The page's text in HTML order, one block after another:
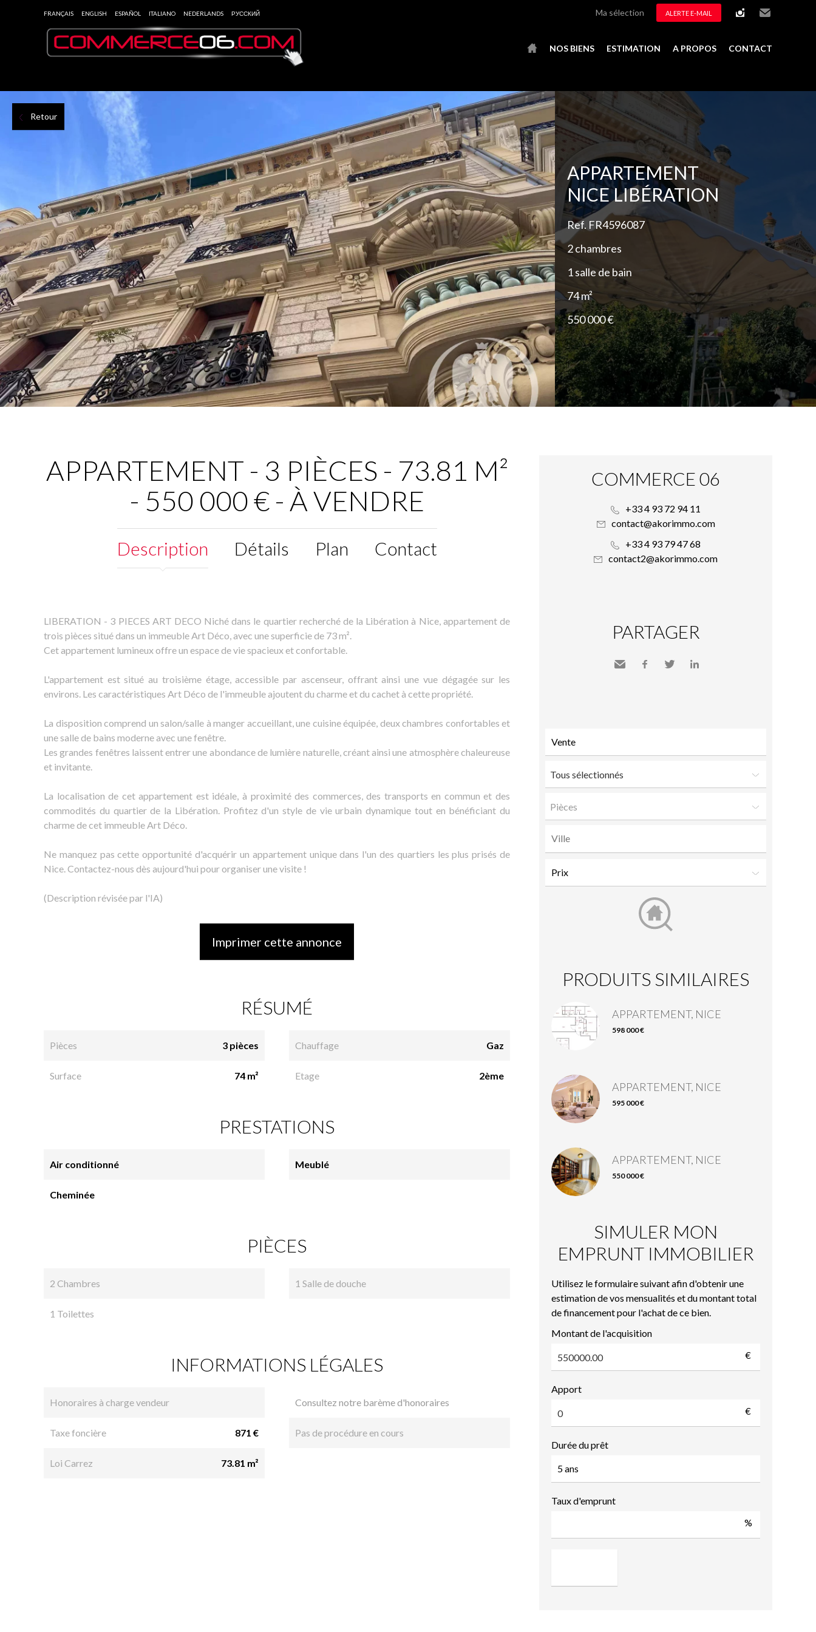
FRANÇAIS ENGLISH ESPAÑOL ITALIANO NEDERLANDS РУССКИЙ Ma sélection ALERTE E-MAIL
NOS BIENS ESTIMATION A PROPOS CONTACT
Retour
Ajouter à la sélection
APPARTEMENT
NICE LIBÉRATION
Ref. FR4596087
2 chambres
1 salle de bain
74 m²
550 000 €
APPARTEMENT - 3 PIÈCES - 73.81 M²
- 550 000 € - À VENDRE
Description Détails Plan Contact
LIBERATION - 3 PIECES ART DECO Niché dans le quartier recherché de la Libération à Nice, appartement de
trois pièces situé dans un immeuble Art Déco, avec une superficie de 73 m².
Cet appartement lumineux offre un espace de vie spacieux et confortable.
L'appartement est situé au troisième étage, accessible par ascenseur, offrant ainsi une vue dégagée sur les
environs. Les caractéristiques Art Déco de l'immeuble ajoutent du charme et du cachet à cette propriété.
La disposition comprend un salon/salle à manger accueillant, une cuisine équipée, deux chambres confortables et
une salle de bains moderne avec une fenêtre.
Les grandes fenêtres laissent entrer une abondance de lumière naturelle, créant ainsi une atmosphère chaleureuse
et invitante.
La localisation de cet appartement est idéale, à proximité des commerces, des transports en commun et des
commodités du quartier de la Libération. Profitez d'un style de vie urbain dynamique tout en bénéficiant du
charme de cet immeuble Art Déco.
Ne manquez pas cette opportunité d'acquérir un appartement unique dans l'un des quartiers les plus prisés de
Nice. Contactez-nous dès aujourd'hui pour organiser une visite !
(Description révisée par l'IA)
Imprimer cette annonce
RÉSUMÉ
Pièces 3 pièces
Surface 74 m²
Chauffage Gaz
Etage 2ème
PRESTATIONS
Air conditionné
Cheminée
Meublé
PIÈCES
2 Chambres
1 Toilettes
1 Salle de douche
INFORMATIONS LÉGALES
Honoraires à charge vendeur
Taxe foncière 871 €
Loi Carrez 73.81 m²
Consultez notre barème d'honoraires
Pas de procédure en cours
COMMERCE 06
+33 4 93 72 94 11
contact@akorimmo.com
+33 4 93 79 47 68
contact2@akorimmo.com
PARTAGER
Tous sélectionnés
Pièces
PRODUITS SIMILAIRES
APPARTEMENT, NICE
598 000 €
APPARTEMENT, NICE
595 000 €
APPARTEMENT, NICE
550 000 €
SIMULER MON
EMPRUNT IMMOBILIER
Utilisez le formulaire suivant afin d'obtenir une
estimation de vos mensualités et du montant total
de financement pour l'achat de ce bien.
Montant de l'acquisition
€
Apport
€
Durée du prêt
Taux d'emprunt
%